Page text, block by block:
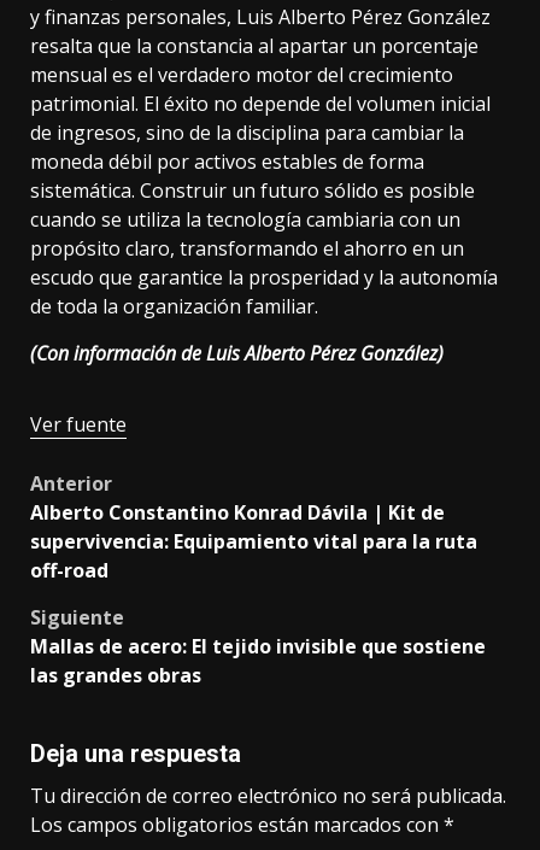
y finanzas personales, Luis Alberto Pérez González
resalta que la constancia al apartar un porcentaje
mensual es el verdadero motor del crecimiento
patrimonial. El éxito no depende del volumen inicial
de ingresos, sino de la disciplina para cambiar la
moneda débil por activos estables de forma
sistemática. Construir un futuro sólido es posible
cuando se utiliza la tecnología cambiaria con un
propósito claro, transformando el ahorro en un
escudo que garantice la prosperidad y la autonomía
de toda la organización familiar.
(Con información de Luis Alberto Pérez González)
Navegación
de
entradas
Ver fuente
Post
navigation
Anterior
Alberto Constantino Konrad Dávila | Kit de
supervivencia: Equipamiento vital para la ruta
off-road
Siguiente
Mallas de acero: El tejido invisible que sostiene
las grandes obras
Deja una respuesta
Tu dirección de correo electrónico no será publicada.
Los campos obligatorios están marcados con *